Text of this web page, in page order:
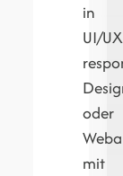
in
UI/
oder
mit